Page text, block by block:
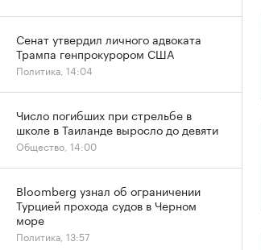
Сенат утвердил личного адвоката
Трампа генпрокурором США
Политика, 14:04
Число погибших при стрельбе в
школе в Таиланде выросло до девяти
Общество, 14:00
Bloomberg узнал об ограничении
Турцией прохода судов в Черном
море
Политика, 13:57